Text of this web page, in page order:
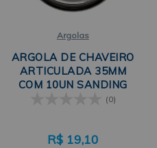
Argolas
ARGOLA DE CHAVEIRO
ARTICULADA 35MM
COM 10UN SANDING
(0)
R$ 19,10